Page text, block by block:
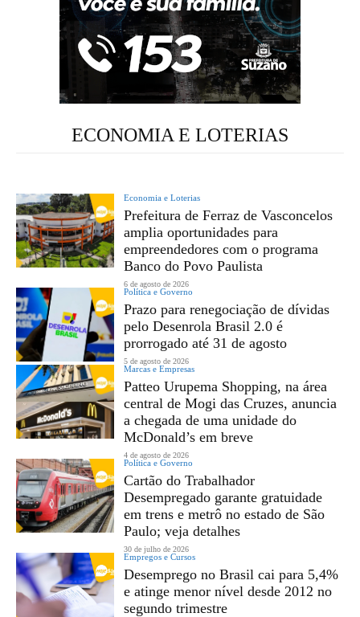
ECONOMIA E LOTERIAS
Economia e Loterias
Prefeitura de Ferraz de Vasconcelos
amplia oportunidades para
empreendedores com o programa
Banco do Povo Paulista
6 de agosto de 2026
Política e Governo
Prazo para renegociação de dívidas
pelo Desenrola Brasil 2.0 é
prorrogado até 31 de agosto
5 de agosto de 2026
Marcas e Empresas
Patteo Urupema Shopping, na área
central de Mogi das Cruzes, anuncia
a chegada de uma unidade do
McDonald’s em breve
4 de agosto de 2026
Política e Governo
Cartão do Trabalhador
Desempregado garante gratuidade
em trens e metrô no estado de São
Paulo; veja detalhes
30 de julho de 2026
Empregos e Cursos
Desemprego no Brasil cai para 5,4%
e atinge menor nível desde 2012 no
segundo trimestre